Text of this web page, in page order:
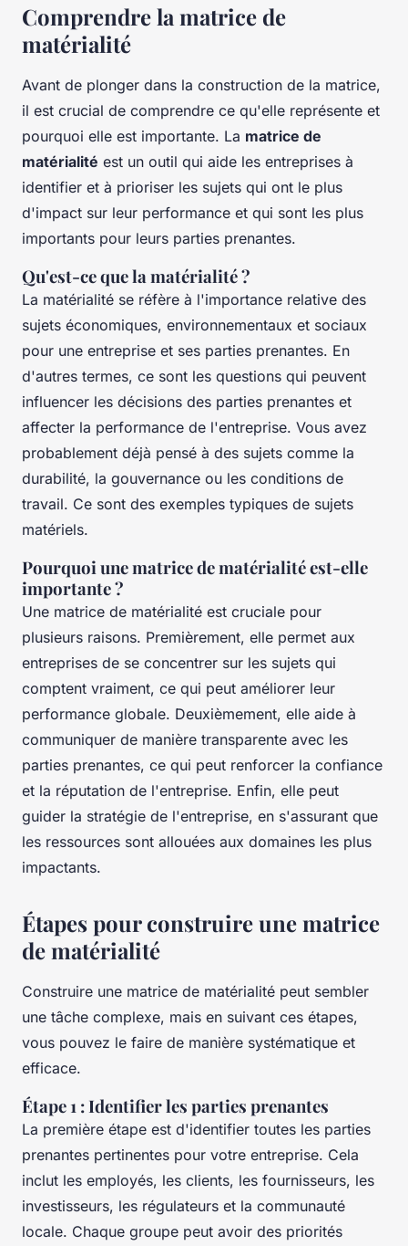
Comprendre la matrice de
matérialité
Avant de plonger dans la construction de la matrice,
il est crucial de comprendre ce qu'elle représente et
pourquoi elle est importante. La matrice de
matérialité est un outil qui aide les entreprises à
identifier et à prioriser les sujets qui ont le plus
d'impact sur leur performance et qui sont les plus
importants pour leurs parties prenantes.
Qu'est-ce que la matérialité ?
La matérialité se réfère à l'importance relative des
sujets économiques, environnementaux et sociaux
pour une entreprise et ses parties prenantes. En
d'autres termes, ce sont les questions qui peuvent
influencer les décisions des parties prenantes et
affecter la performance de l'entreprise. Vous avez
probablement déjà pensé à des sujets comme la
durabilité, la gouvernance ou les conditions de
travail. Ce sont des exemples typiques de sujets
matériels.
Pourquoi une matrice de matérialité est-elle
importante ?
Une matrice de matérialité est cruciale pour
plusieurs raisons. Premièrement, elle permet aux
entreprises de se concentrer sur les sujets qui
comptent vraiment, ce qui peut améliorer leur
performance globale. Deuxièmement, elle aide à
communiquer de manière transparente avec les
parties prenantes, ce qui peut renforcer la confiance
et la réputation de l'entreprise. Enfin, elle peut
guider la stratégie de l'entreprise, en s'assurant que
les ressources sont allouées aux domaines les plus
impactants.
Étapes pour construire une matrice
de matérialité
Construire une matrice de matérialité peut sembler
une tâche complexe, mais en suivant ces étapes,
vous pouvez le faire de manière systématique et
efficace.
Étape 1 : Identifier les parties prenantes
La première étape est d'identifier toutes les parties
prenantes pertinentes pour votre entreprise. Cela
inclut les employés, les clients, les fournisseurs, les
investisseurs, les régulateurs et la communauté
locale. Chaque groupe peut avoir des priorités